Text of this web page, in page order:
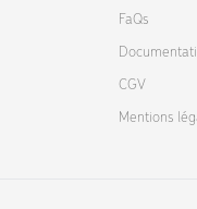
FaQs
CGV
Mentions